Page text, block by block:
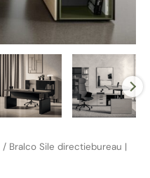
/ Bralco Sile directiebureau |